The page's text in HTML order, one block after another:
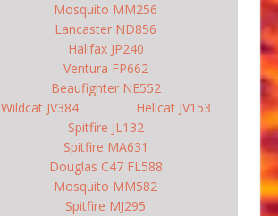
Mosquito MM256
Lancaster ND856
Halifax JP240
Ventura FP662
Beaufighter NE552
Wildcat JV384
Hellcat JV153
Spitfire JL132
Spitfire MA631
Douglas C47 FL588
Mosquito MM582
Spitfire MJ295